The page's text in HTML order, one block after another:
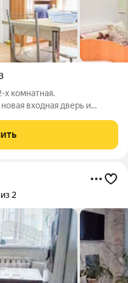
х комнатная.
входная дверь и
мебель. С соседями
2